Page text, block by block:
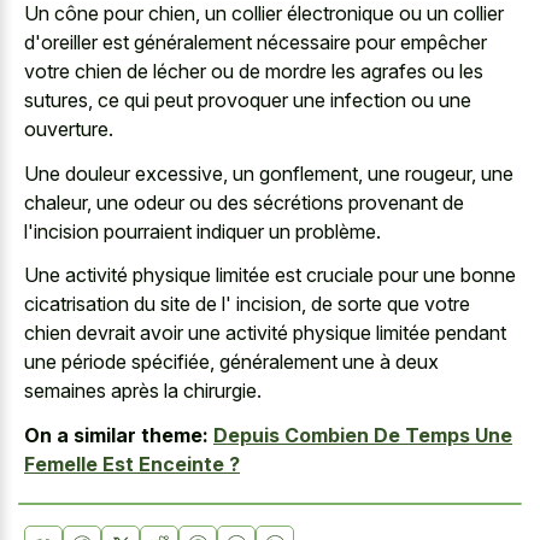
Un cône pour chien, un collier électronique ou un collier
d'oreiller est généralement nécessaire pour empêcher
votre chien de lécher ou de mordre les agrafes ou les
sutures, ce qui peut provoquer une infection ou une
ouverture.
Une douleur excessive, un gonflement, une rougeur, une
chaleur, une odeur ou des sécrétions provenant de
l'incision pourraient indiquer un problème.
Une activité physique limitée est cruciale pour une bonne
cicatrisation du site de l' incision, de sorte que votre
chien devrait avoir une activité physique limitée pendant
une période spécifiée, généralement une à deux
semaines après la chirurgie.
On a similar theme: Depuis Combien De Temps Une
Femelle Est Enceinte ?